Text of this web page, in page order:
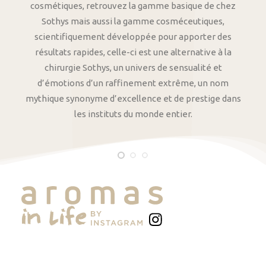
cosmétiques, retrouvez la gamme basique de chez
Sothys mais aussi la gamme cosméceutiques,
scientifiquement développée pour apporter des
résultats rapides, celle-ci est une alternative à la
chirurgie Sothys, un univers de sensualité et
d’émotions d’un raffinement extrême, un nom
mythique synonyme d’excellence et de prestige dans
les instituts du monde entier.